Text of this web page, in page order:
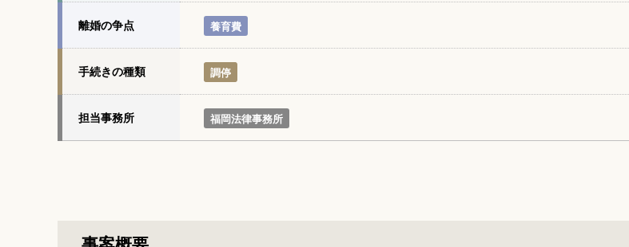
離婚の争点 養育費
手続きの種類 調停
担当事務所 福岡法律事務所